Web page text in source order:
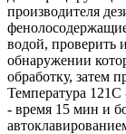
производителя
водой, проверить
обнаружении
обработку, затем
Температура
- время 15 мин и